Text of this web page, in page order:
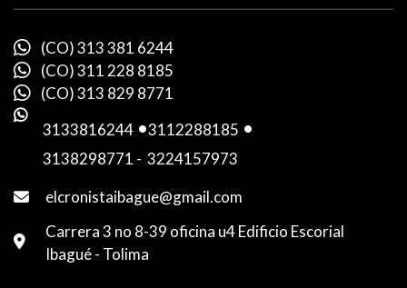
(CO) 313 381 6244
(CO) 311 228 8185
(CO) 313 829 8771
3133816244 -3112288185 -
3138298771 - 3224157973
elcronistaibague@gmail.com
Carrera 3 no 8-39 oficina u4 Edificio Escorial
Ibagué - Tolima